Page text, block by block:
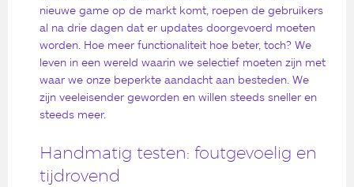
nieuwe game op de markt komt, roepen de gebruikers
al na drie dagen dat er updates doorgevoerd moeten
worden. Hoe meer functionaliteit hoe beter, toch? We
leven in een wereld waarin we selectief moeten zijn met
waar we onze beperkte aandacht aan besteden. We
zijn veeleisender geworden en willen steeds sneller en
steeds meer.
Handmatig testen: foutgevoelig en
tijdrovend